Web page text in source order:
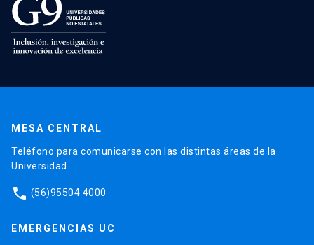
MESA CENTRAL
Teléfono para comunicarse con las distintas áreas de la
Universidad.
phone (56)95504 4000
EMERGENCIAS UC